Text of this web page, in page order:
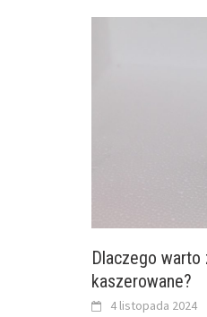
Dlaczego
kaszerowane?
4 listopada 2024